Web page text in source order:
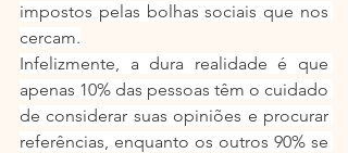
impostos pelas bolhas sociais que nos
cercam.
Infelizmente, a dura realidade é que
apenas 10% das pessoas têm o cuidado
de considerar suas opiniões e procurar
referências, enquanto os outros 90% se